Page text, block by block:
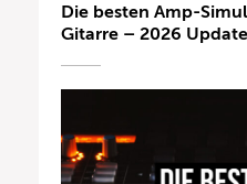
Die besten Amp-
Gitarre – 2026 Update